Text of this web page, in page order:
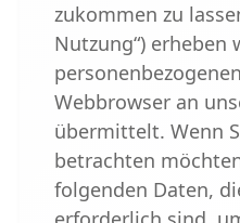
zukommen zu
Nutzung“) erheben
Webbrowser an
übermittelt. Wenn
betrachten
folgenden Daten,